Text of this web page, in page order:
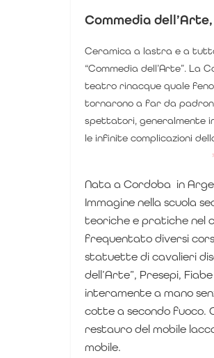
Commedia
Ceramica a lastra e a
“Commedia dell’Arte”. La
teatro rinacque quale
tornarono a far da
spettatori, generalmente
le infinite complicazioni
Nata a Cordoba in
Immagine nella scuola
teoriche e pratiche nel
frequentato diversi
statuette di cavalieri
dell’Arte”, Presepi,
interamente a mano
cotte a secondo fuoco.
restauro del mobile
mobile.